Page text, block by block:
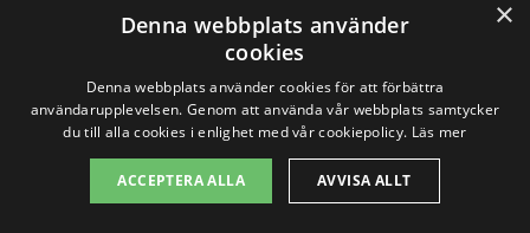
avstånd.
Konsultation och design:Att anlita
yrkespersoner för att planera och
designa ditt stenläggningsprojekt
×
Denna webbplats använder
cookies
Denna webbplats använder cookies för att förbättra
användarupplevelsen. Genom att använda vår webbplats samtycker
du till alla cookies i enlighet med vår cookiepolicy. Läs mer
ACCEPTERA ALLA AVVISA ALLT